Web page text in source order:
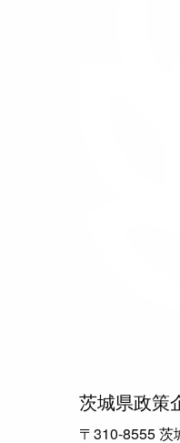
茨城県政策
〒310-8555